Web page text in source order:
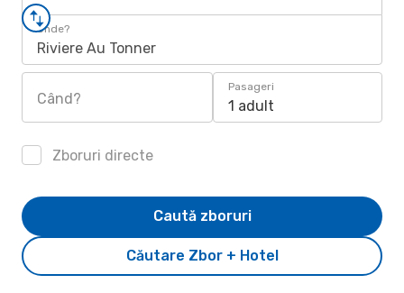
Unde?
Riviere Au Tonner
Când?
Pasageri
1 adult
Zboruri directe
Căutare Zbor + Hotel
Caută zboruri